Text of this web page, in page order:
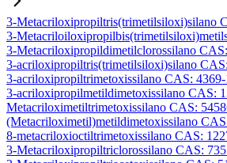
3-Metacriloxipropiltris(trimetilsiloxi)silano
3-
3-Metacriloxipropildimetilclorossilano
3-acriloxipropiltris(trimetilsiloxi)silano
3-acriloxipropiltrimetoxissilano CAS:
3-acriloxipropilmetildimetoxissilano CAS:
Metacriloximetiltrimetoxissilano CAS:
(Metacriloximetil)metildimetoxissilano
8-metacriloxioctiltrimetoxissilano CAS:
3-Metacriloxipropiltriclorossilano CAS: